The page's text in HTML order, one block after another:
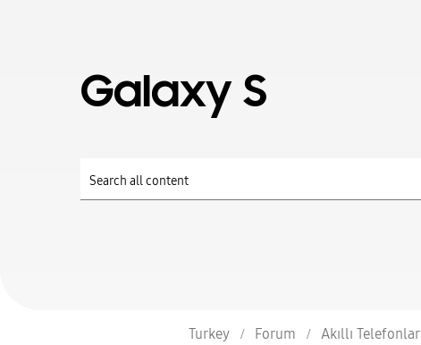
Galaxy S
Turkey Forum Akıllı Telefonlar